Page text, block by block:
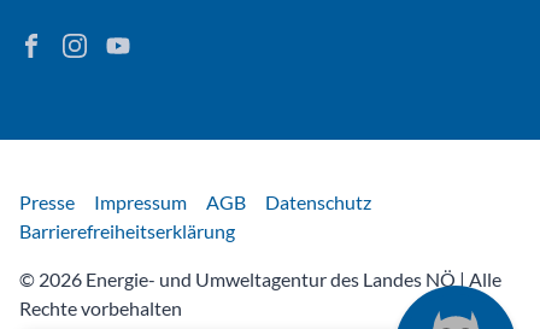
Finden Sie Energie in Niederösterreich auf Facebook
Folgen Sie Energie in Niederösterreich auf Instagram
Besuchen Sie den YouTube-Kanal der eNu
Rechtliches
Presse Impressum AGB
Datenschutz
Barrierefreiheitserklärung
© 2026 Energie- und Umweltagentur des Landes NÖ | Alle
Rechte vorbehalten